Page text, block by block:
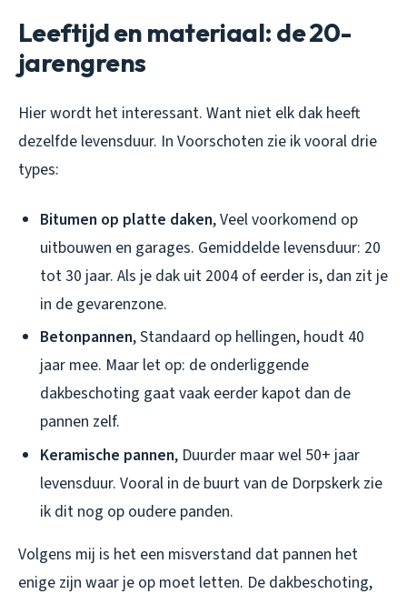
Leeftijd en materiaal: de 20-
jarengrens
Hier wordt het interessant. Want niet elk dak heeft
dezelfde levensduur. In Voorschoten zie ik vooral drie
types:
Bitumen op platte daken, Veel voorkomend op
uitbouwen en garages. Gemiddelde levensduur: 20
tot 30 jaar. Als je dak uit 2004 of eerder is, dan zit je
in de gevarenzone.
Betonpannen, Standaard op hellingen, houdt 40
jaar mee. Maar let op: de onderliggende
dakbeschoting gaat vaak eerder kapot dan de
pannen zelf.
Keramische pannen, Duurder maar wel 50+ jaar
levensduur. Vooral in de buurt van de Dorpskerk zie
ik dit nog op oudere panden.
Volgens mij is het een misverstand dat pannen het
enige zijn waar je op moet letten. De dakbeschoting,